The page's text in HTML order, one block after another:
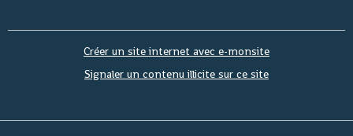
Créer un site internet avec e-monsite
Signaler un contenu illicite sur ce site